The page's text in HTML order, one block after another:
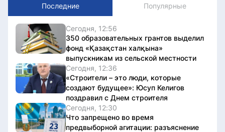
Последние Популярные
Сегодня, 12:56
350 образовательных грантов выделил
фонд «Қазақстан халқына»
выпускникам из сельской местности
Сегодня, 12:36
«Строители – это люди, которые
создают будущее»: Юсуп Келигов
поздравил с Днем строителя
Сегодня, 12:30
Что запрещено во время
предвыборной агитации: разъяснение